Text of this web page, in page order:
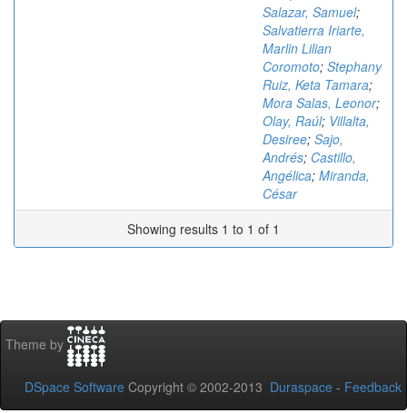
Salazar, Samuel;
Salvatierra Iriarte,
Marlin Lilian
Coromoto; Stephany
Ruiz, Keta Tamara;
Mora Salas, Leonor;
Olay, Raúl; Villalta,
Desiree; Sajo,
Andrés; Castillo,
Angélica; Miranda,
César
Showing results 1 to 1 of 1
Theme by
DSpace Software Copyright © 2002-2013 Duraspace - Feedback